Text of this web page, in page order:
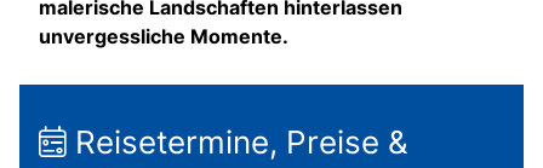
malerische Landschaften hinterlassen
unvergessliche Momente.
Reisetermine, Preise &